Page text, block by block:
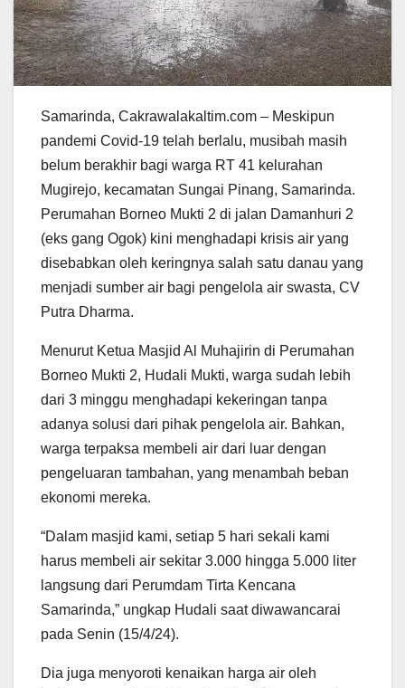
Samarinda, Cakrawalakaltim.com – Meskipun
pandemi Covid-19 telah berlalu, musibah masih
belum berakhir bagi warga RT 41 kelurahan
Mugirejo, kecamatan Sungai Pinang, Samarinda.
Perumahan Borneo Mukti 2 di jalan Damanhuri 2
(eks gang Ogok) kini menghadapi krisis air yang
disebabkan oleh keringnya salah satu danau yang
menjadi sumber air bagi pengelola air swasta, CV
Putra Dharma.
Menurut Ketua Masjid Al Muhajirin di Perumahan
Borneo Mukti 2, Hudali Mukti, warga sudah lebih
dari 3 minggu menghadapi kekeringan tanpa
adanya solusi dari pihak pengelola air. Bahkan,
warga terpaksa membeli air dari luar dengan
pengeluaran tambahan, yang menambah beban
ekonomi mereka.
“Dalam masjid kami, setiap 5 hari sekali kami
harus membeli air sekitar 3.000 hingga 5.000 liter
langsung dari Perumdam Tirta Kencana
Samarinda,” ungkap Hudali saat diwawancarai
pada Senin (15/4/24).
Dia juga menyoroti kenaikan harga air oleh